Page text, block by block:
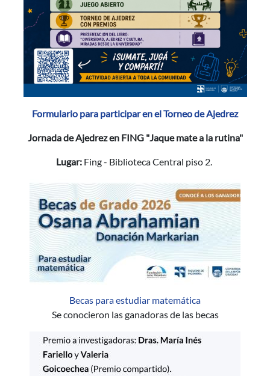
Formulario para participar en el Torneo de Ajedrez
Jornada de Ajedrez en FING "Jaque mate a la rutina"
Lugar: Fing - Biblioteca Central piso 2.
Becas para estudiar matemática
Se conocieron las ganadoras de las becas